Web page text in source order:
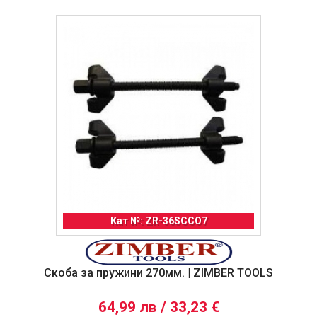
Кат №: ZR-36SCCO7
Скоба за пружини 270мм. | ZIMBER TOOLS
64,99 лв / 33,23 €